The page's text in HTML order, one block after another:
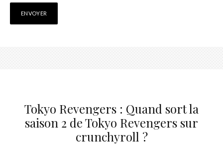
Tokyo Revengers : Quand sort la
saison 2 de Tokyo Revengers sur
crunchyroll ?